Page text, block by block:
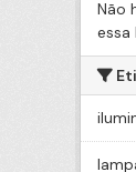
Não
essa